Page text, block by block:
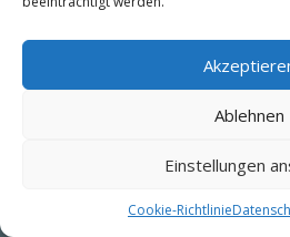
Ablehnen
Einstellungen
Cookie-Richtlinie
Datenschutz
© Copyright 2010 -